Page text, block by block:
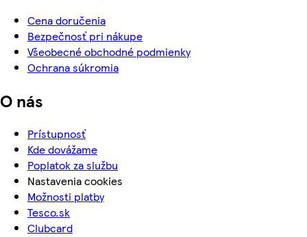
Cena doručenia
Bezpečnosť pri nákupe
Všeobecné obchodné podmienky
Ochrana súkromia
O nás
Prístupnosť
Kde dovážame
Poplatok za službu
Nastavenia cookies
Možnosti platby
Tesco.sk
Clubcard